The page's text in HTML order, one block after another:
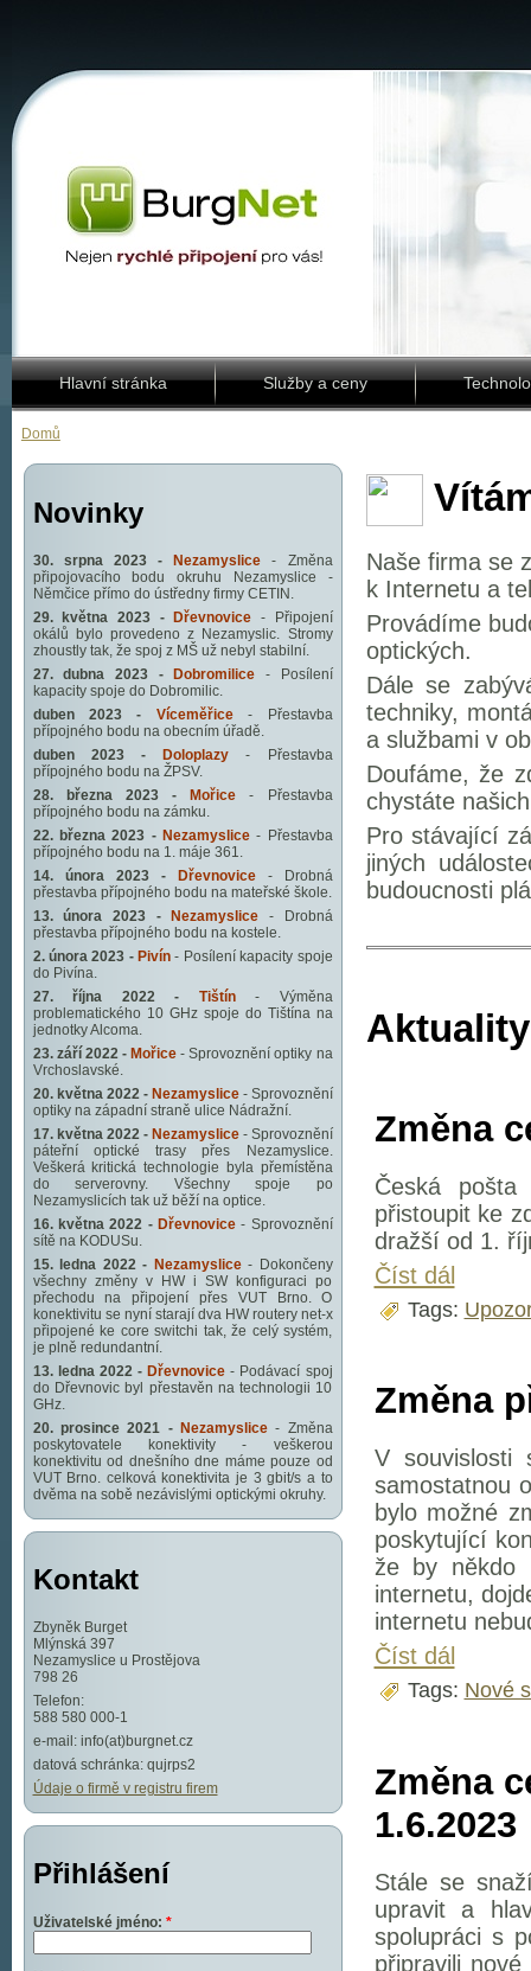
Hlavní stránka Služby a ceny
Domů
Novinky
30. srpna 2023 -Nezamyslice - Změna
připojovacího bodu okruhu Nezamyslice -
Němčice přímo do ústředny firmy CETIN.
29. května 2023 -Dřevnovice - Připojení
okálů bylo provedeno z Nezamyslic. Stromy
zhoustly tak, že spoj z MŠ už nebyl stabilní.
27. dubna 2023 -Dobromilice - Posílení
kapacity spoje do Dobromilic.
duben 2023 - Víceměřice- Přestavba
přípojného bodu na obecním úřadě.
duben 2023 -Doloplazy - Přestavba
přípojného bodu na ŽPSV.
28. března 2023 -Mořice - Přestavba
přípojného bodu na zámku.
22. března 2023 - Nezamyslice- Přestavba
přípojného bodu na 1. máje 361.
14. února 2023 - Dřevnovice- Drobná
přestavba přípojného bodu na mateřské škole.
13. února 2023 -Nezamyslice - Drobná
přestavba přípojného bodu na kostele.
2. února 2023 - Pivín - Posílení kapacity spoje
do Pivína.
27. října 2022 - Tištín- Výměna
problematického 10 GHz spoje do Tištína na
jednotky Alcoma.
23. září 2022 - Mořice - Sprovoznění optiky na
Vrchoslavské.
20. května 2022 - Nezamyslice- Sprovoznění
optiky na západní straně ulice Nádražní.
17. května 2022 - Nezamyslice- Sprovoznění
páteřní optické trasy přes Nezamyslice.
Veškerá kritická technologie byla přemístěna
do serverovny. Všechny spoje po
Nezamyslicích tak už běží na optice.
16. května 2022 - Dřevnovice- Sprovoznění
sítě na KODUSu.
15. ledna 2022 - Nezamyslice- Dokončeny
všechny změny v HW i SW konfiguraci po
přechodu na připojení přes VUT Brno. O
konektivitu se nyní starají dva HW routery net-x
připojené ke core switchi tak, že celý systém,
je plně redundantní.
13. ledna 2022 -Dřevnovice - Podávací spoj
do Dřevnovic byl přestavěn na technologii 10
GHz.
20. prosince 2021 - Nezamyslice- Změna
poskytovatele konektivity - veškerou
konektivitu od dnešního dne máme pouze od
VUT Brno. celková konektivita je 3 gbit/s a to
dvěma na sobě nezávislými optickými okruhy.
Kontakt
Zbyněk Burget
Mlýnská 397
Nezamyslice u Prostějova
798 26
Telefon:
588 580 000-1
e-mail: info(at)burgnet.cz
datová schránka: qujrps2
Údaje o firmě v registru firem
Přihlášení
Uživatelské jméno: *
Naše firma se
k Internetu a
Provádíme
optických.
Dále se
techniky,
a službami v
Doufáme, že
chystáte
Pro stávající
jiných
budoucnosti
Změna
Česká
přistoupit ke
dražší od 1.
Číst dál
Tags:
Změna
V souvislosti
samostatnou
bylo možné
poskytující
že by někdo
internetu,
internetu
Číst dál
Tags: Nové
Změna
1.6.2023
Stále se
upravit a
spolupráci s
připravili